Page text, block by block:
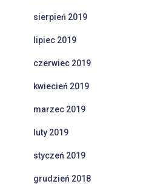
sierpień 2019
lipiec 2019
czerwiec 2019
kwiecień 2019
marzec 2019
luty 2019
styczeń 2019
grudzień 2018